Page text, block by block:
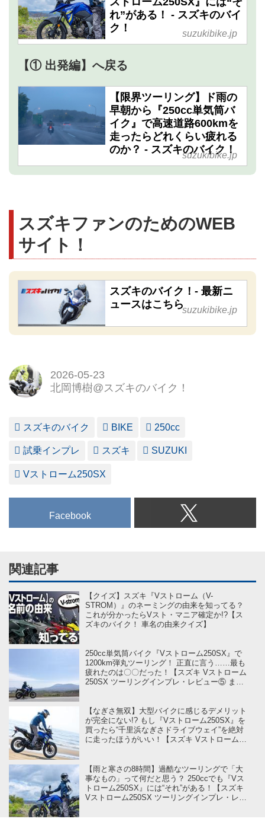
れ”がある！ - スズキのバイ
ク！
suzukibike.jp
【① 出発編】へ戻る
【限界ツーリング】ド雨の
早朝から『250cc単気筒バ
イク』で高速道路600kmを
走ったらどれくらい疲れる
のか？ - スズキのバイク！
suzukibike.jp
スズキファンのためのWEB
サイト！
スズキのバイク！- 最新ニ
ュースはこちらsuzukibike.jp
2026-05-23
北岡博樹@スズキのバイク！
スズキのバイク BIKE 250cc
試乗インプレ スズキ SUZUKI
Vストローム250SX
Facebook
関連記事
【クイズ】スズキ『Vストローム（V-
STROM）』のネーミングの由来を知ってる？
これが分かったらVスト・マニア確定か!?【ス
ズキのバイク！ 車名の由来クイズ】
250cc単気筒バイク『Vストローム250SX』で
1200km弾丸ツーリング！ 正直に言う……最も
疲れたのは〇〇だった！【スズキ Vストローム
250SX ツーリングインプレ・レビュー⑤ まと
【なぎさ無双】大型バイクに感じるデメリット
が完全にない!? もし『Vストローム250SX』を
買ったら“千里浜なぎさドライブウェイ”を絶対
に走ったほうがいい！【スズキ Vストローム
【雨と寒さの8時間】過酷なツーリングで「大
事なもの」って何だと思う？ 250ccでも『Vス
トローム250SX』には“それ”がある！【スズキ
Vストローム250SX ツーリングインプレ・レビ